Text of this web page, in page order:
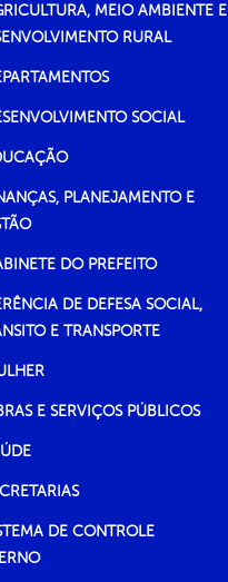
MEIO AMBIENTE E
RURAL
SOCIAL
PLANEJAMENTO E
DO PREFEITO
DE DEFESA SOCIAL,
E TRANSPORTE
E SERVIÇOS PÚBLICOS
DE CONTROLE